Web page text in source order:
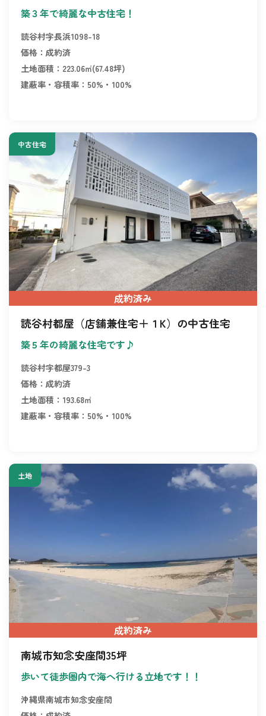
築３年で綺麗な中古住宅！
読谷村字長浜1098-18
価格：成約済
土地面積：223.06㎡(67.48坪)
建蔽率・容積率：50%・100%
中古住宅
成約済み
読谷村都屋（店舗兼住宅＋１K）の中古住宅
築５年の綺麗な住宅です♪
読谷村字都屋379-3
価格：成約済
土地面積：193.68㎡
建蔽率・容積率：50%・100%
土地
成約済み
南城市知念安座間35坪
歩いて徒歩圏内で海へ行ける立地です！！
沖縄県南城市知念安座間